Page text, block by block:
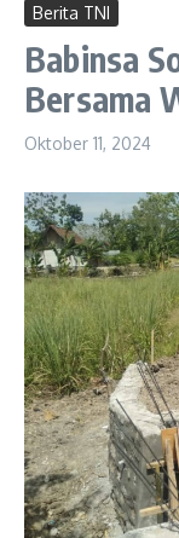
Berita TNI
Babinsa
Bersama
Oktober 11, 2024